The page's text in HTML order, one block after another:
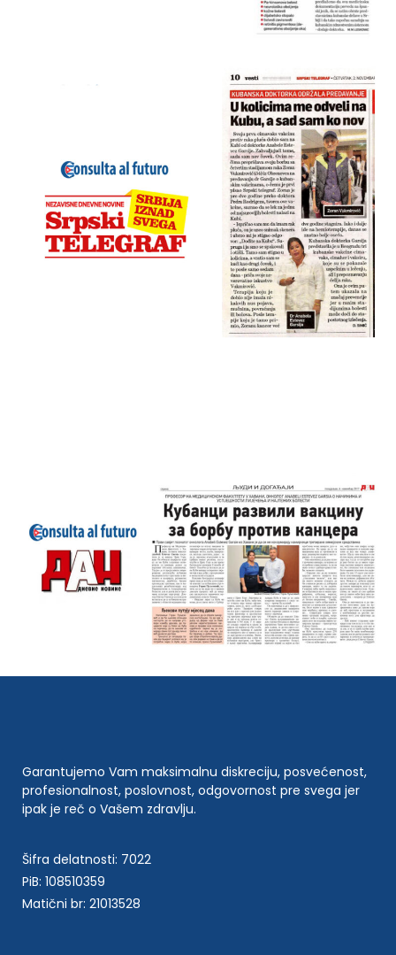
Garantujemo Vam maksimalnu diskreciju, posvećenost,
profesionalnost, poslovnost, odgovornost pre svega jer
ipak je reč o Vašem zdravlju.
Šifra delatnosti: 7022
PiB: 108510359
Matični br: 21013528